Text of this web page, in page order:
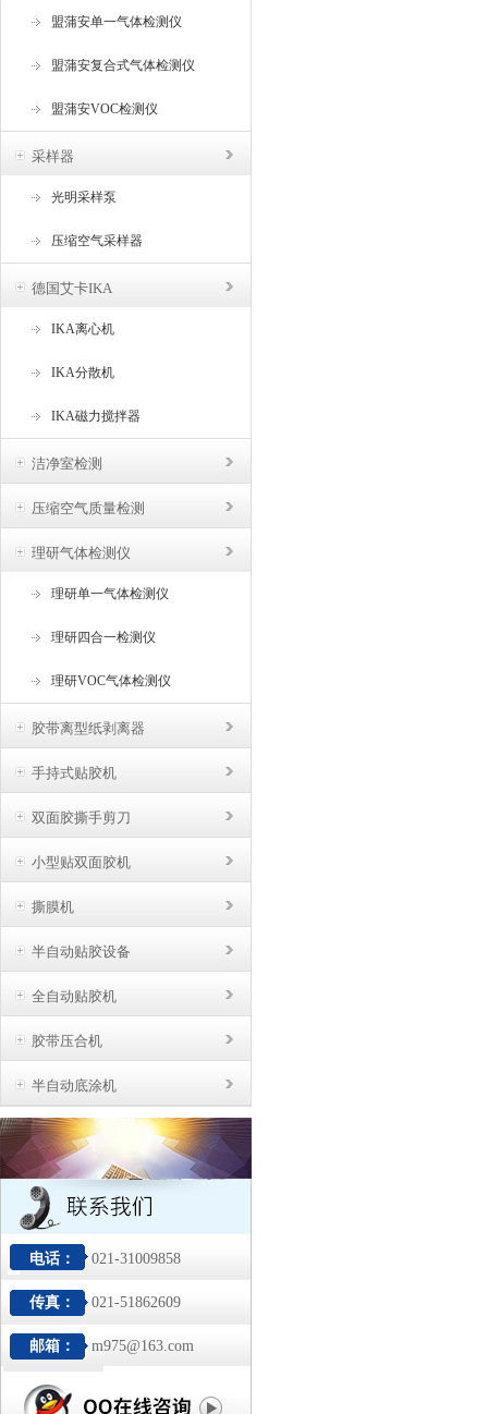
盟蒲安单一气体检测仪
盟蒲安复合式气体检测仪
盟蒲安VOC检测仪
采样器
光明采样泵
压缩空气采样器
德国艾卡IKA
IKA离心机
IKA分散机
IKA磁力搅拌器
洁净室检测
压缩空气质量检测
理研气体检测仪
理研单一气体检测仪
理研四合一检测仪
理研VOC气体检测仪
胶带离型纸剥离器
手持式贴胶机
双面胶撕手剪刀
小型贴双面胶机
撕膜机
半自动贴胶设备
全自动贴胶机
胶带压合机
半自动底涂机
电话： 021-31009858
传真： 021-51862609
邮箱： m975@163.com